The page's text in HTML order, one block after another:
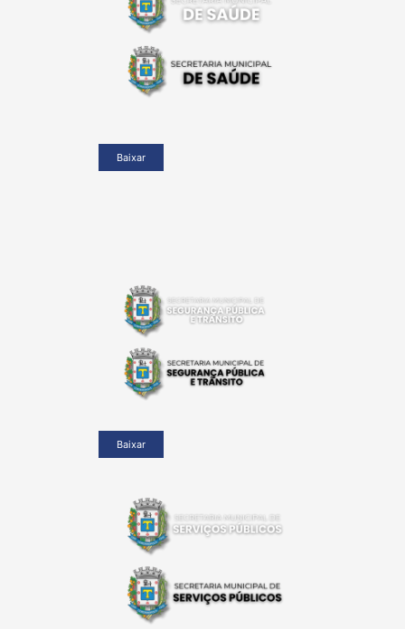
Baixar
Baixar